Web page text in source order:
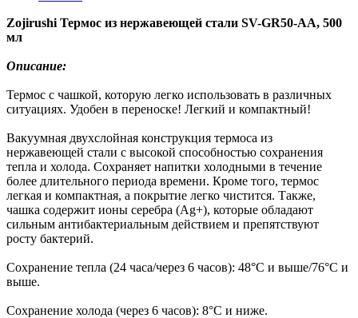
Zojirushi Термос из нержавеющей стали SV-GR50-AA, 500
мл
Описание:
Термос с чашкой, которую легко использовать в различных
ситуациях. Удобен в переноске! Легкий и компактный!
Вакуумная двухслойная конструкция термоса из
нержавеющей стали с высокой способностью сохранения
тепла и холода. Сохраняет напитки холодными в течение
более длительного периода времени. Кроме того, термос
легкая и компактная, а покрытие легко чистится. Также,
чашка содержит ионы серебра (Ag+), которые обладают
сильным антибактериальным действием и препятствуют
росту бактерий.
Сохранение тепла (24 часа/через 6 часов): 48°C и выше/76°C и
выше.
Сохранение холода (через 6 часов): 8°C и ниже.